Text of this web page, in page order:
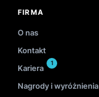
FIRMA
O nas
Kontakt
Kariera
1
Nagrody i wyróżnienia